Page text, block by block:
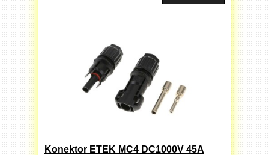
Konektor ETEK MC4 DC1000V 45A